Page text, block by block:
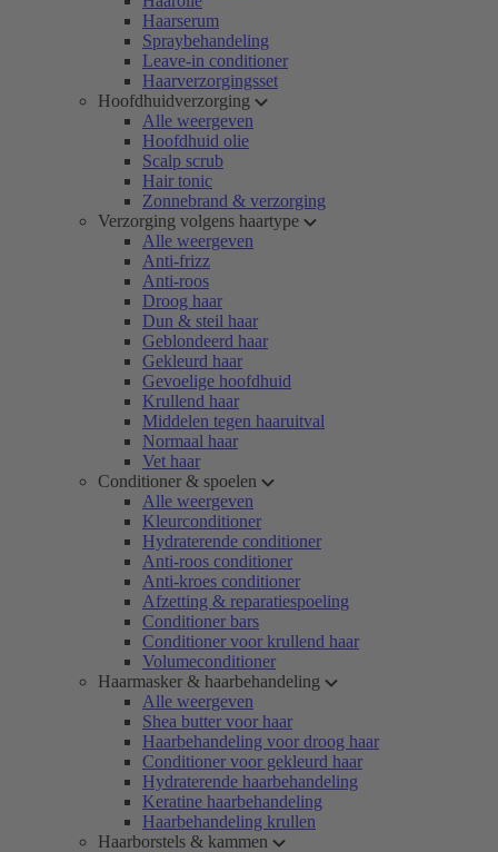
Haarserum
Spraybehandeling
Leave-in conditioner
Haarverzorgingsset
Hoofdhuidverzorging
Alle weergeven
Hoofdhuid olie
Scalp scrub
Hair tonic
Zonnebrand & verzorging
Verzorging volgens haartype
Alle weergeven
Anti-frizz
Anti-roos
Droog haar
Dun & steil haar
Geblondeerd haar
Gekleurd haar
Gevoelige hoofdhuid
Krullend haar
Middelen tegen haaruitval
Normaal haar
Vet haar
Conditioner & spoelen
Alle weergeven
Kleurconditioner
Hydraterende conditioner
Anti-roos conditioner
Anti-kroes conditioner
Afzetting & reparatiespoeling
Conditioner bars
Conditioner voor krullend haar
Volumeconditioner
Haarmasker & haarbehandeling
Alle weergeven
Shea butter voor haar
Haarbehandeling voor droog haar
Conditioner voor gekleurd haar
Hydraterende haarbehandeling
Keratine haarbehandeling
Haarbehandeling krullen
Haarborstels & kammen